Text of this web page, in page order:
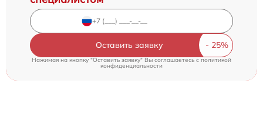
Оставить заявку
Нажимая на кнопку "Оставить заявку" Вы соглашаетесь cполитикой
конфиденциальности